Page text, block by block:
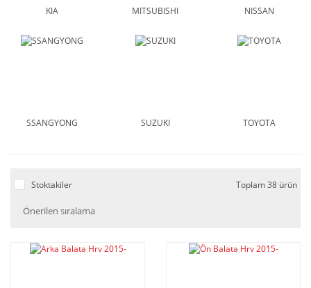
KIA MITSUBISHI NISSAN
SSANGYONG SUZUKI TOYOTA
Stoktakiler Toplam 38 ürün